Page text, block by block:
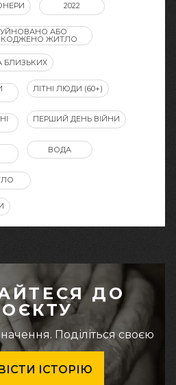
2022
АБО
ЖИТЛО
БЛИЗЬКИХ
ЛІТНІ ЛЮДИ (60+)
ПЕРШИЙ ДЕНЬ ВІЙНИ
ВОДА
ДО
Поділіться своєю
ІСТОРІЮ